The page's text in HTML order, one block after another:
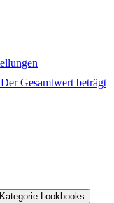
Gesamtwert beträgt
Lookbooks